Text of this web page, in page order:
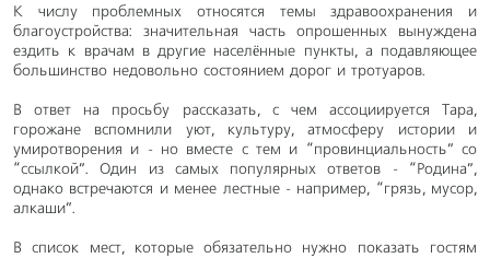
К числу проблемных относятся темы здравоохранения и
благоустройства: значительная часть опрошенных вынуждена
ездить к врачам в другие населённые пункты, а подавляющее
большинство недовольно состоянием дорог и тротуаров.
В ответ на просьбу рассказать, с чем ассоциируется Тара,
горожане вспомнили уют, культуру, атмосферу истории и
умиротворения и - но вместе с тем и “провинциальность” со
“ссылкой”. Один из самых популярных ответов - “Родина”,
однако встречаются и менее лестные - например, “грязь, мусор,
алкаши”.
В список мест, которые обязательно нужно показать гостям